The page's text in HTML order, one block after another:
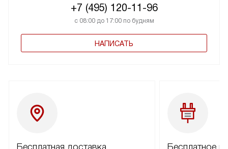
+7 (495) 120-11-96
с 08:00 до 17:00 по будням
НАПИСАТЬ